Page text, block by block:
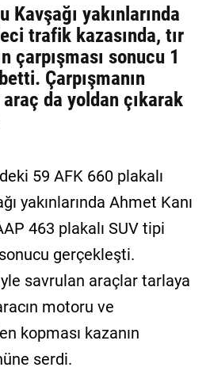
Kavşağı yakınlarında
trafik kazasında, tır
çarpışması sonucu 1
Çarpışmanın
da yoldan çıkarak
59 AFK 660 plakalı
yakınlarında Ahmet Kanı
463 plakalı SUV tipi
gerçekleşti.
savrulan araçlar tarlaya
motoru ve
kopması kazanın
serdi.